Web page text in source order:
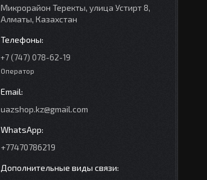
Микрорайон Теректы, улица Устирт 8,
Алматы, Казахстан
+7 (747) 078-62-19
Оператор
uazshop.kz@gmail.com
+77470786219